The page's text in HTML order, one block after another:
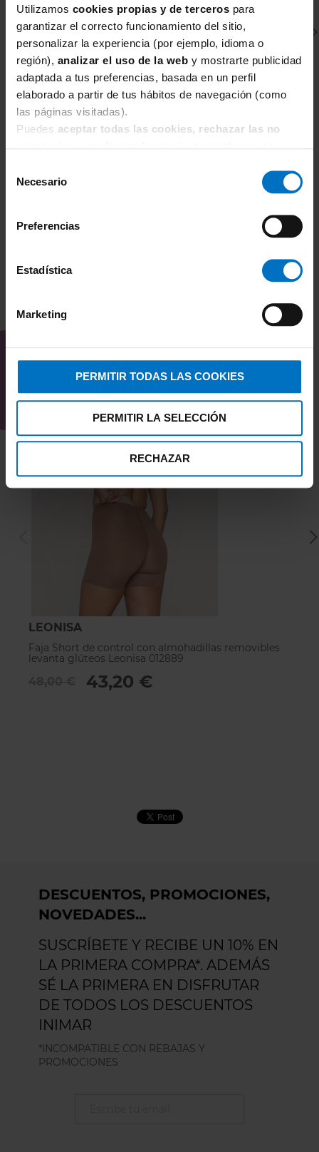
Utilizamos cookies propias y de terceros para
garantizar el correcto funcionamiento del sitio,
personalizar la experiencia (por ejemplo, idioma o
región), analizar el uso de la web y mostrarte publicidad
adaptada a tus preferencias, basada en un perfil
elaborado a partir de tus hábitos de navegación (como
las páginas visitadas).
Puedes aceptar todas las cookies, rechazar las no
Necesario
Preferencias
Estadística
Marketing
PERMITIR TODAS LAS COOKIES
PERMITIR LA SELECCIÓN
RECHAZAR
WACOAL
65,00 €
TAMBIÉN TE PUEDE
LEONISA
Faja Short de control con almohadillas removibles
levanta glúteos Leonisa 012889
43,20 €
DESCUENTOS, PROMOCIONES,
NOVEDADES...
SUSCRÍBETE Y RECIBE UN 10% EN
LA PRIMERA COMPRA*. ADEMÁS
SÉ LA PRIMERA EN DISFRUTAR
DE TODOS LOS DESCUENTOS
INIMAR
*INCOMPATIBLE CON REBAJAS Y
PROMOCIONES